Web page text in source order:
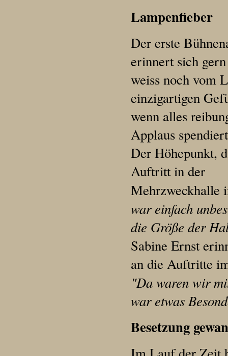
Lampenfieber
Der erste
erinnert sich
weiss noch vom
einzigartigen
wenn alles
Applaus
Der Höhepunkt,
Auftritt in der
Mehrzweckhalle
war einfach
die Größe der
Sabine Ernst
an die Auftritte
"Da waren wir
war etwas
Besetzung